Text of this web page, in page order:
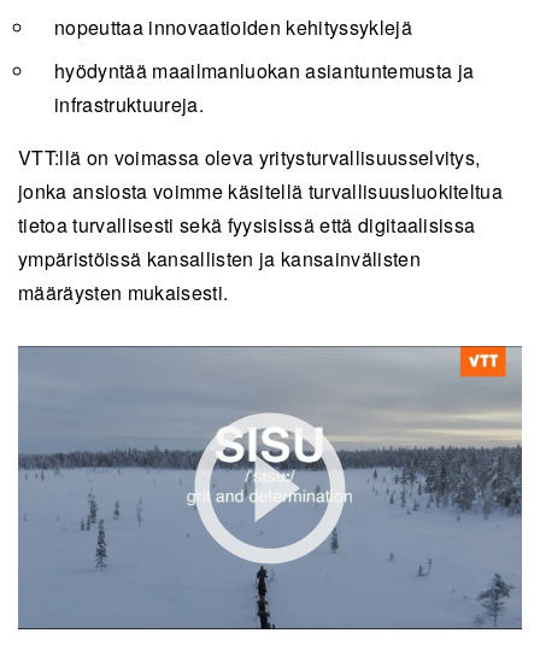
nopeuttaa innovaatioiden kehityssyklejä
hyödyntää maailmanluokan asiantuntemusta ja
infrastruktuureja.
VTT:llä on voimassa oleva yritysturvallisuusselvitys,
jonka ansiosta voimme käsitellä turvallisuusluokiteltua
tietoa turvallisesti sekä fyysisissä että digitaalisissa
ympäristöissä kansallisten ja kansainvälisten
määräysten mukaisesti.